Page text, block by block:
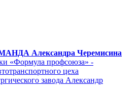
Александра Черемисина
«Формула профсоюза» -
цеха
завода Александр